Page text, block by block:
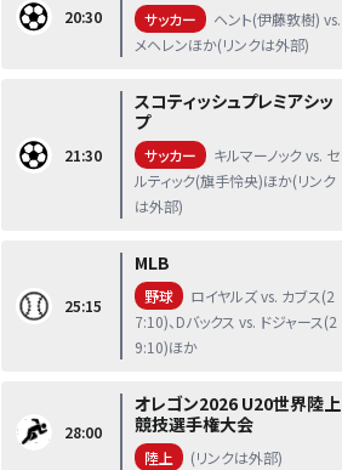
20:30 サッカー
ヘント(伊藤敦樹) vs.
メヘレンほか(リンクは外部)
21:30
スコティッシュプレミアシッ
プ
サッカー
キルマーノック vs. セ
ルティック(旗手怜央)ほか(リンク
は外部)
25:15
MLB
野球
ロイヤルズ vs. カブス(2
7:10)、Dバックス vs. ドジャース(2
9:10)ほか
28:00
オレゴン2026 U20世界陸上
競技選手権大会
陸上 (リンクは外部)